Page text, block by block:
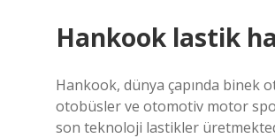
Hankook lastik
Hankook, dünya çapında binek
otobüsler ve otomotiv motor
son teknoloji lastikler